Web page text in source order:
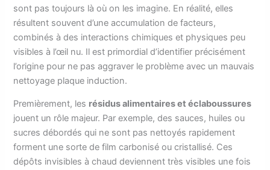
sont pas toujours là où on les imagine. En réalité, elles
résultent souvent d’une accumulation de facteurs,
combinés à des interactions chimiques et physiques peu
visibles à l’œil nu. Il est primordial d’identifier précisément
l’origine pour ne pas aggraver le problème avec un mauvais
nettoyage plaque induction.
Premièrement, les résidus alimentaires et éclaboussures
jouent un rôle majeur. Par exemple, des sauces, huiles ou
sucres débordés qui ne sont pas nettoyés rapidement
forment une sorte de film carbonisé ou cristallisé. Ces
dépôts invisibles à chaud deviennent très visibles une fois